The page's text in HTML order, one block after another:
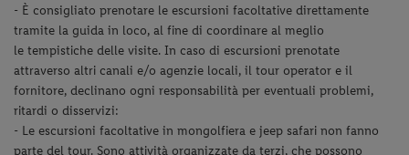
- È consigliato prenotare le escursioni facoltative direttamente
tramite la guida in loco, al fine di coordinare al meglio
letempistiche delle visite. In caso di escursioni prenotate
attraverso altri canali e/o agenzie locali, il tour operator e il
fornitore, declinano ogni responsabilità per eventuali problemi,
ritardi o disservizi:
- Le escursioni facoltative in mongolfiera e jeep safari non fanno
parte del tour. Sono attività organizzate da terzi, chepossono